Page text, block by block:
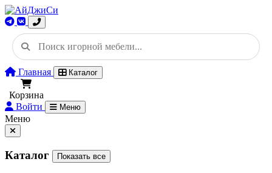
Главная Каталог
Корзина
Войти
Меню
Меню
Каталог Показать все